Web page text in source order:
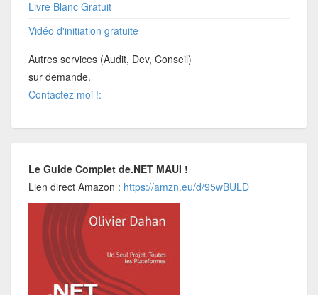
Livre Blanc Gratuit
Vidéo d'initiation gratuite
Autres services (Audit, Dev, Conseil)
sur demande.
Contactez moi !:
Le Guide Complet de.NET MAUI !
Lien direct Amazon : https://amzn.eu/d/95wBULD